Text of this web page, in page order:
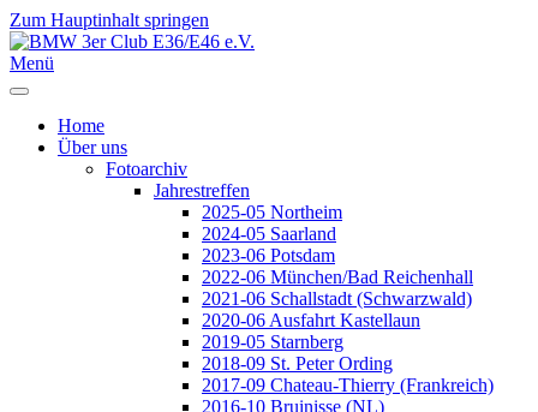
Zum Hauptinhalt springen
Menü
Home
Über uns
Fotoarchiv
Jahrestreffen
2025-05 Northeim
2024-05 Saarland
2023-06 Potsdam
2022-06 München/Bad Reichenhall
2021-06 Schallstadt (Schwarzwald)
2020-06 Ausfahrt Kastellaun
2019-05 Starnberg
2018-09 St. Peter Ording
2017-09 Chateau-Thierry (Frankreich)
2016-10 Bruinisse (NL)
Jahr
Monat
Jahr
Monat